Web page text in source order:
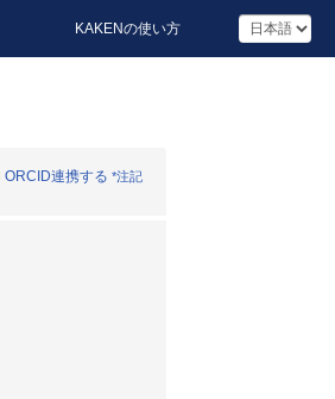
KAKENの使い方
ORCID連携する *注記